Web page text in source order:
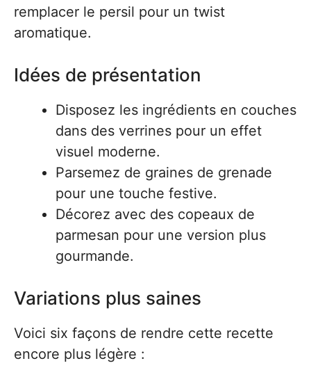
remplacer le persil pour un twist
aromatique.
Idées de présentation
Disposez les ingrédients en couches
dans des verrines pour un effet
visuel moderne.
Parsemez de graines de grenade
pour une touche festive.
Décorez avec des copeaux de
parmesan pour une version plus
gourmande.
Variations plus saines
Voici six façons de rendre cette recette
encore plus légère :